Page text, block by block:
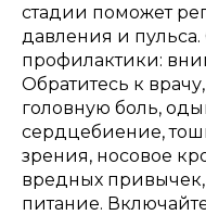
стадии поможет
давления и
профилактики:
Обратитесь к
головную боль,
сердцебиение,
зрения, носовое
вредных
питание.